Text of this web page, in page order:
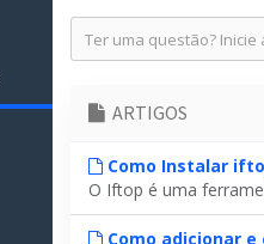
ARTIGOS
Como Instalar
O Iftop é uma
Como adicionar